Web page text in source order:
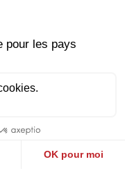
un temps de
esprits, accorde-
frères. Par Jésus,